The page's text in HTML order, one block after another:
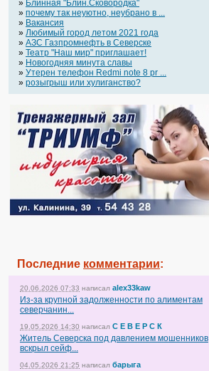
» Блинная "Блин.Сковородка"
» почему так неуютно, неубрано в ...
» Вакансия
» Любимый город летом 2021 года
» АЗС Газпромнефть в Северске
» Театр "Наш мир" приглашает!
» Новогодняя минута славы
» Утерен телефон Redmi note 8 pr ...
» розыгрыш или хулиганство?
Последние комментарии:
20.06.2026 07:33 написал alex33kaw
Из-за крупной задолженности по алиментам
северчанин...
19.05.2026 14:30 написал С Е В Е Р С К
Житель Северска под давлением мошенников
вскрыл сейф...
04.05.2026 21:25 написал барыга